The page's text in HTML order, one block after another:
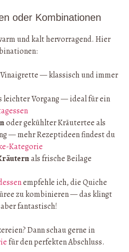
oder Kombinationen
und kalt hervorragend. Hier
— klassisch und immer
leichter Vorgang — ideal für ein
oder gekühlter Kräutertee als
— mehr Rezeptideen findest du
Kategorie
als frische Beilage
empfehle ich, die Quiche
zu kombinieren — das klingt
fantastisch!
Dann schau gerne in
für den perfekten Abschluss.